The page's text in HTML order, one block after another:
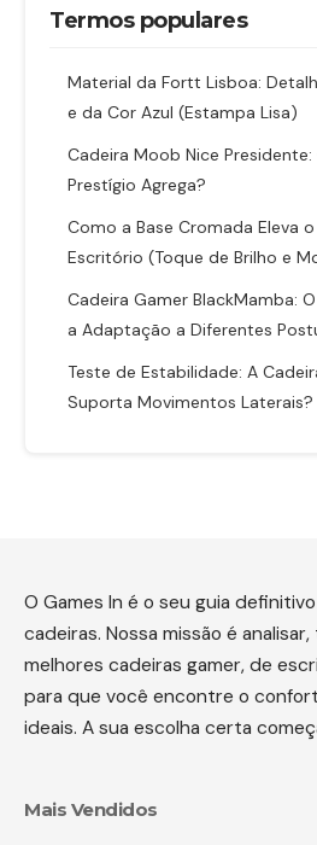
Termos populares
Material da Fortt Lisboa:
e da Cor Azul (Estampa Lisa)
Cadeira Moob Nice
Prestígio Agrega?
Como a Base Cromada Eleva
Escritório (Toque de Brilho e
Cadeira Gamer BlackMamba:
a Adaptação a Diferentes
Teste de Estabilidade: A
Suporta Movimentos Laterais?
O Games In é o seu guia
cadeiras. Nossa missão é
melhores cadeiras gamer, de
para que você encontre o
ideais. A sua escolha certa
Mais Vendidos